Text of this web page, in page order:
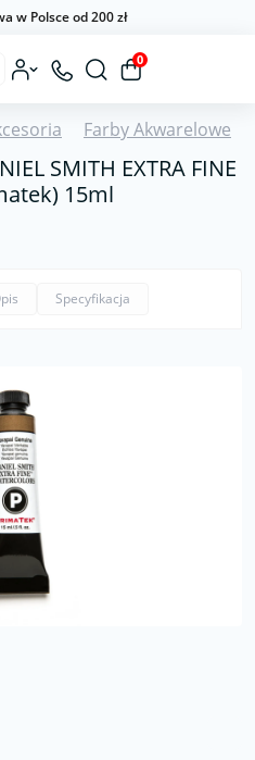
w Polsce od 200 zł
0
Farby Akwarelowe
SMITH EXTRA FINE
15ml
Specyfikacja